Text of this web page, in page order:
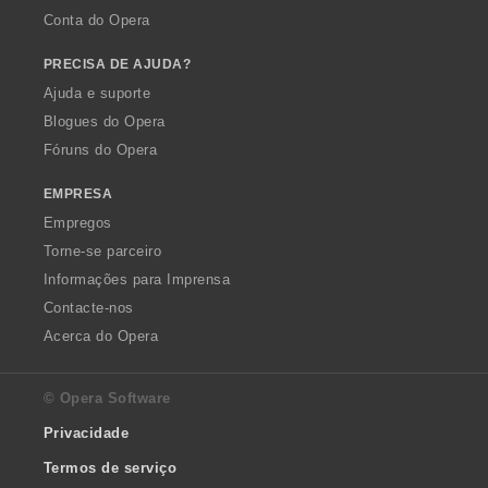
Conta do Opera
PRECISA DE AJUDA?
Ajuda e suporte
Blogues do Opera
Fóruns do Opera
EMPRESA
Empregos
Torne-se parceiro
Informações para Imprensa
Contacte-nos
Acerca do Opera
© Opera Software
Privacidade
Termos de serviço